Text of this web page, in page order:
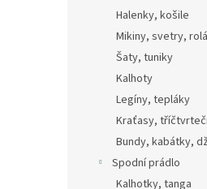
Halenky, košile
Mikiny, svetry,
Šaty, tuniky
Kalhoty
Legíny, tepláky
Kraťasy,
Bundy, kabátky,
Spodní prádlo
Kalhotky, tanga